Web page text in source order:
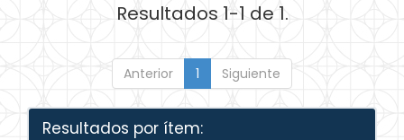
Resultados 1-1 de 1.
Anterior 1 Siguiente
Resultados por ítem: